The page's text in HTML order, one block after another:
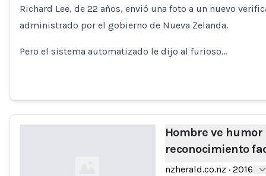
Richard Lee, de 22 años, envió una foto a un nuevo
administrado por el gobierno de Nueva Zelanda.
Pero el sistema automatizado le dijo al furioso…
Hombre ve
reconocimiento
nzherald.co.nz · 2016